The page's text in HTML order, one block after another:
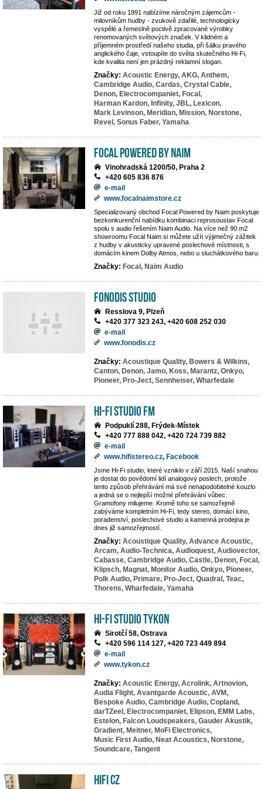
Již od roku 1991 nabízíme náročným zájemcům -
milovníkům hudby - zvukově zdařilé, technologicky
vyspělé a řemeslně poctivě zpracované výrobky
renomovaných světových značek. V klidném a
příjemném prostředí našeho studia, při šálku pravého
anglického čaje, vstoupíte do světa skutečného Hi-Fi,
kde kvalita není jen prázdný reklamní slogan.
Značky: Acoustic Energy, AKG, Anthem,
Cambridge Audio, Cardas, Crystal Cable,
Denon, Electrocompaniet, Focal,
Harman Kardon, Infinity, JBL, Lexicon,
Mark Levinson, Meridian, Mission, Norstone,
Revel, Sonus Faber, Yamaha
Focal powered by Naim
Vinohradská 1200/50, Praha 2
+420 605 836 876
e-mail
www.focalnaimstore.cz
Specializovaný obchod Focal Powered by Naim poskytuje
bezkonkurenční nabídku kombinaci reprosoustav Focal
spolu s audio řešením Naim Audio. Na více než 90 m2
showroomu Focal Naim si můžete užít výjimečný zážitek
z hudby v akusticky upravené poslechové místnosti, s
domácím kinem Dolby Atmos, nebo u sluchátkového baru.
Značky: Focal, Naim Audio
Fonodis studio
Resslova 9, Plzeň
+420 377 323 243, +420 608 252 030
e-mail
www.fonodis.cz
Značky: Acoustique Quality, Bowers & Wilkins,
Canton, Denon, Jamo, Koss, Marantz, Onkyo,
Pioneer, Pro-Ject, Sennheiser, Wharfedale
Hi-Fi Studio FM
Podpuklí 288, Frýdek-Místek
+420 777 888 042, +420 724 739 882
e-mail
www.hifistereo.cz, Facebook
Jsme Hi-Fi studio, které vzniklo v září 2015. Naší snahou
je dostat do povědomí lidí analogový poslech, protože
tento způsob přehrávání má své nenapodobitelné kouzlo
a jedná se o nejlepší možné přehrávání vůbec.
Gramofony milujeme. Kromě toho se samozřejmě
zabýváme kompletním Hi-Fi, tedy stereo, domácí kino,
poradenství, poslechové studio a kamenná prodejna je
dnes již samozřejmostí.
Značky: Acoustique Quality, Advance Acoustic,
Arcam, Audio-Technica, Audioquest, Audiovector,
Cabasse, Cambridge Audio, Castle, Denon, Focal,
Klipsch, Magnat, Monitor Audio, Onkyo, Pioneer,
Polk Audio, Primare, Pro-Ject, Quadral, Teac,
Thorens, Wharfedale, Yamaha
HI-FI studio TYKON
Sirotčí 58, Ostrava
+420 596 114 127, +420 723 449 894
e-mail
www.tykon.cz
Značky: Acoustic Energy, Acrolink, Artnovion,
Audia Flight, Avantgarde Acoustic, AVM,
Bespoke Audio, Cambridge Audio, Copland,
darTZeel, Electrocompaniet, Elipson, EMM Labs,
Estelon, Falcon Loudspeakers, Gauder Akustik,
Gradient, Meitner, MoFi Electronics,
Music First Audio, Neat Acoustics, Norstone,
Soundcare, Tangent
HIFI CZ